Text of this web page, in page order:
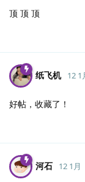
顶 顶 顶
纸飞机 12 1
好帖，收藏了！
河石 12 1月